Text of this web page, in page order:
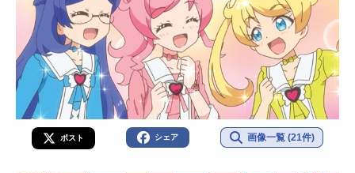
ポスト シェア 画像一覧 (21件)